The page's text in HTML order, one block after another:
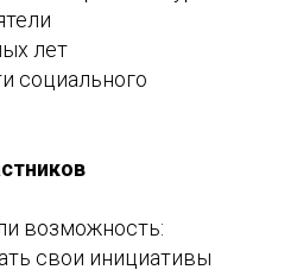
лет
социального
возможность:
свои инициативы